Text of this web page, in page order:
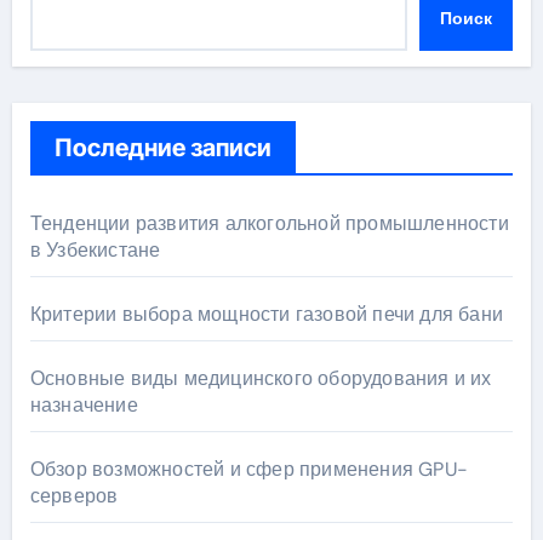
Поиск
Последние записи
Тенденции развития алкогольной промышленности
в Узбекистане
Критерии выбора мощности газовой печи для бани
Основные виды медицинского оборудования и их
назначение
Обзор возможностей и сфер применения GPU-
серверов